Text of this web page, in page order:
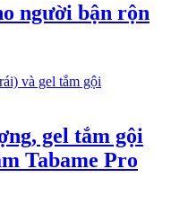
người bận rộn
gel tắm gội
Tabame Pro